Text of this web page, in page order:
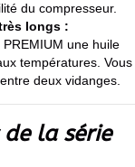
du compresseur.
longs :
une huile
températures. Vous
deux vidanges.
la série